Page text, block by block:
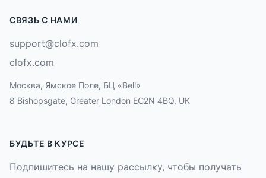
СВЯЗЬ С НАМИ
support@clofx.com
clofx.com
Москва, Ямское Поле, БЦ «Bell»
8 Bishopsgate, Greater London EC2N 4BQ, UK
БУДЬТЕ В КУРСЕ
Подпишитесь на нашу рассылку, чтобы получать